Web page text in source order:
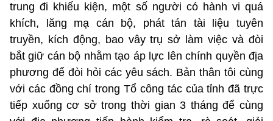
trung đi khiếu kiện, một số người có hành vi quá
khích, lăng mạ cán bộ, phát tán tài liệu tuyên
truyền, kích động, bao vây trụ sở làm việc và đòi
bắt giữ cán bộ nhằm tạo áp lực lên chính quyền địa
phương để đòi hỏi các yêu sách. Bản thân tôi cùng
với các đồng chí trong Tổ công tác của tỉnh đã trực
tiếp xuống cơ sở trong thời gian 3 tháng để cùng